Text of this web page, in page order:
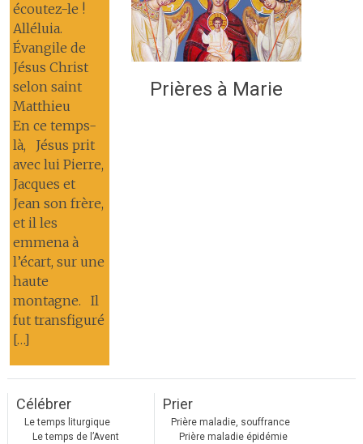
écoutez-le !
Alléluia.
Évangile de
Jésus Christ
selon saint
Matthieu
En ce temps-
là, Jésus prit
avec lui Pierre,
Jacques et
Jean son frère,
et il les
emmena à
l’écart, sur une
haute
montagne. Il
fut transfiguré
[…]
Prières à Marie
Célébrer
Le temps liturgique
Le temps de l’Avent
Prier
Prière maladie, souffrance
Prière maladie épidémie